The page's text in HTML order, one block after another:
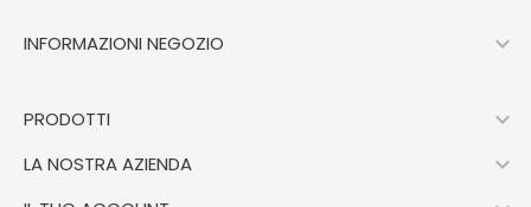
INFORMAZIONI NEGOZIO 
PRODOTTI 
LA NOSTRA AZIENDA 